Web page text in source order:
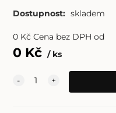
Dostupnost: skladem
0Kč Cena bez DPH od
0 Kč ks